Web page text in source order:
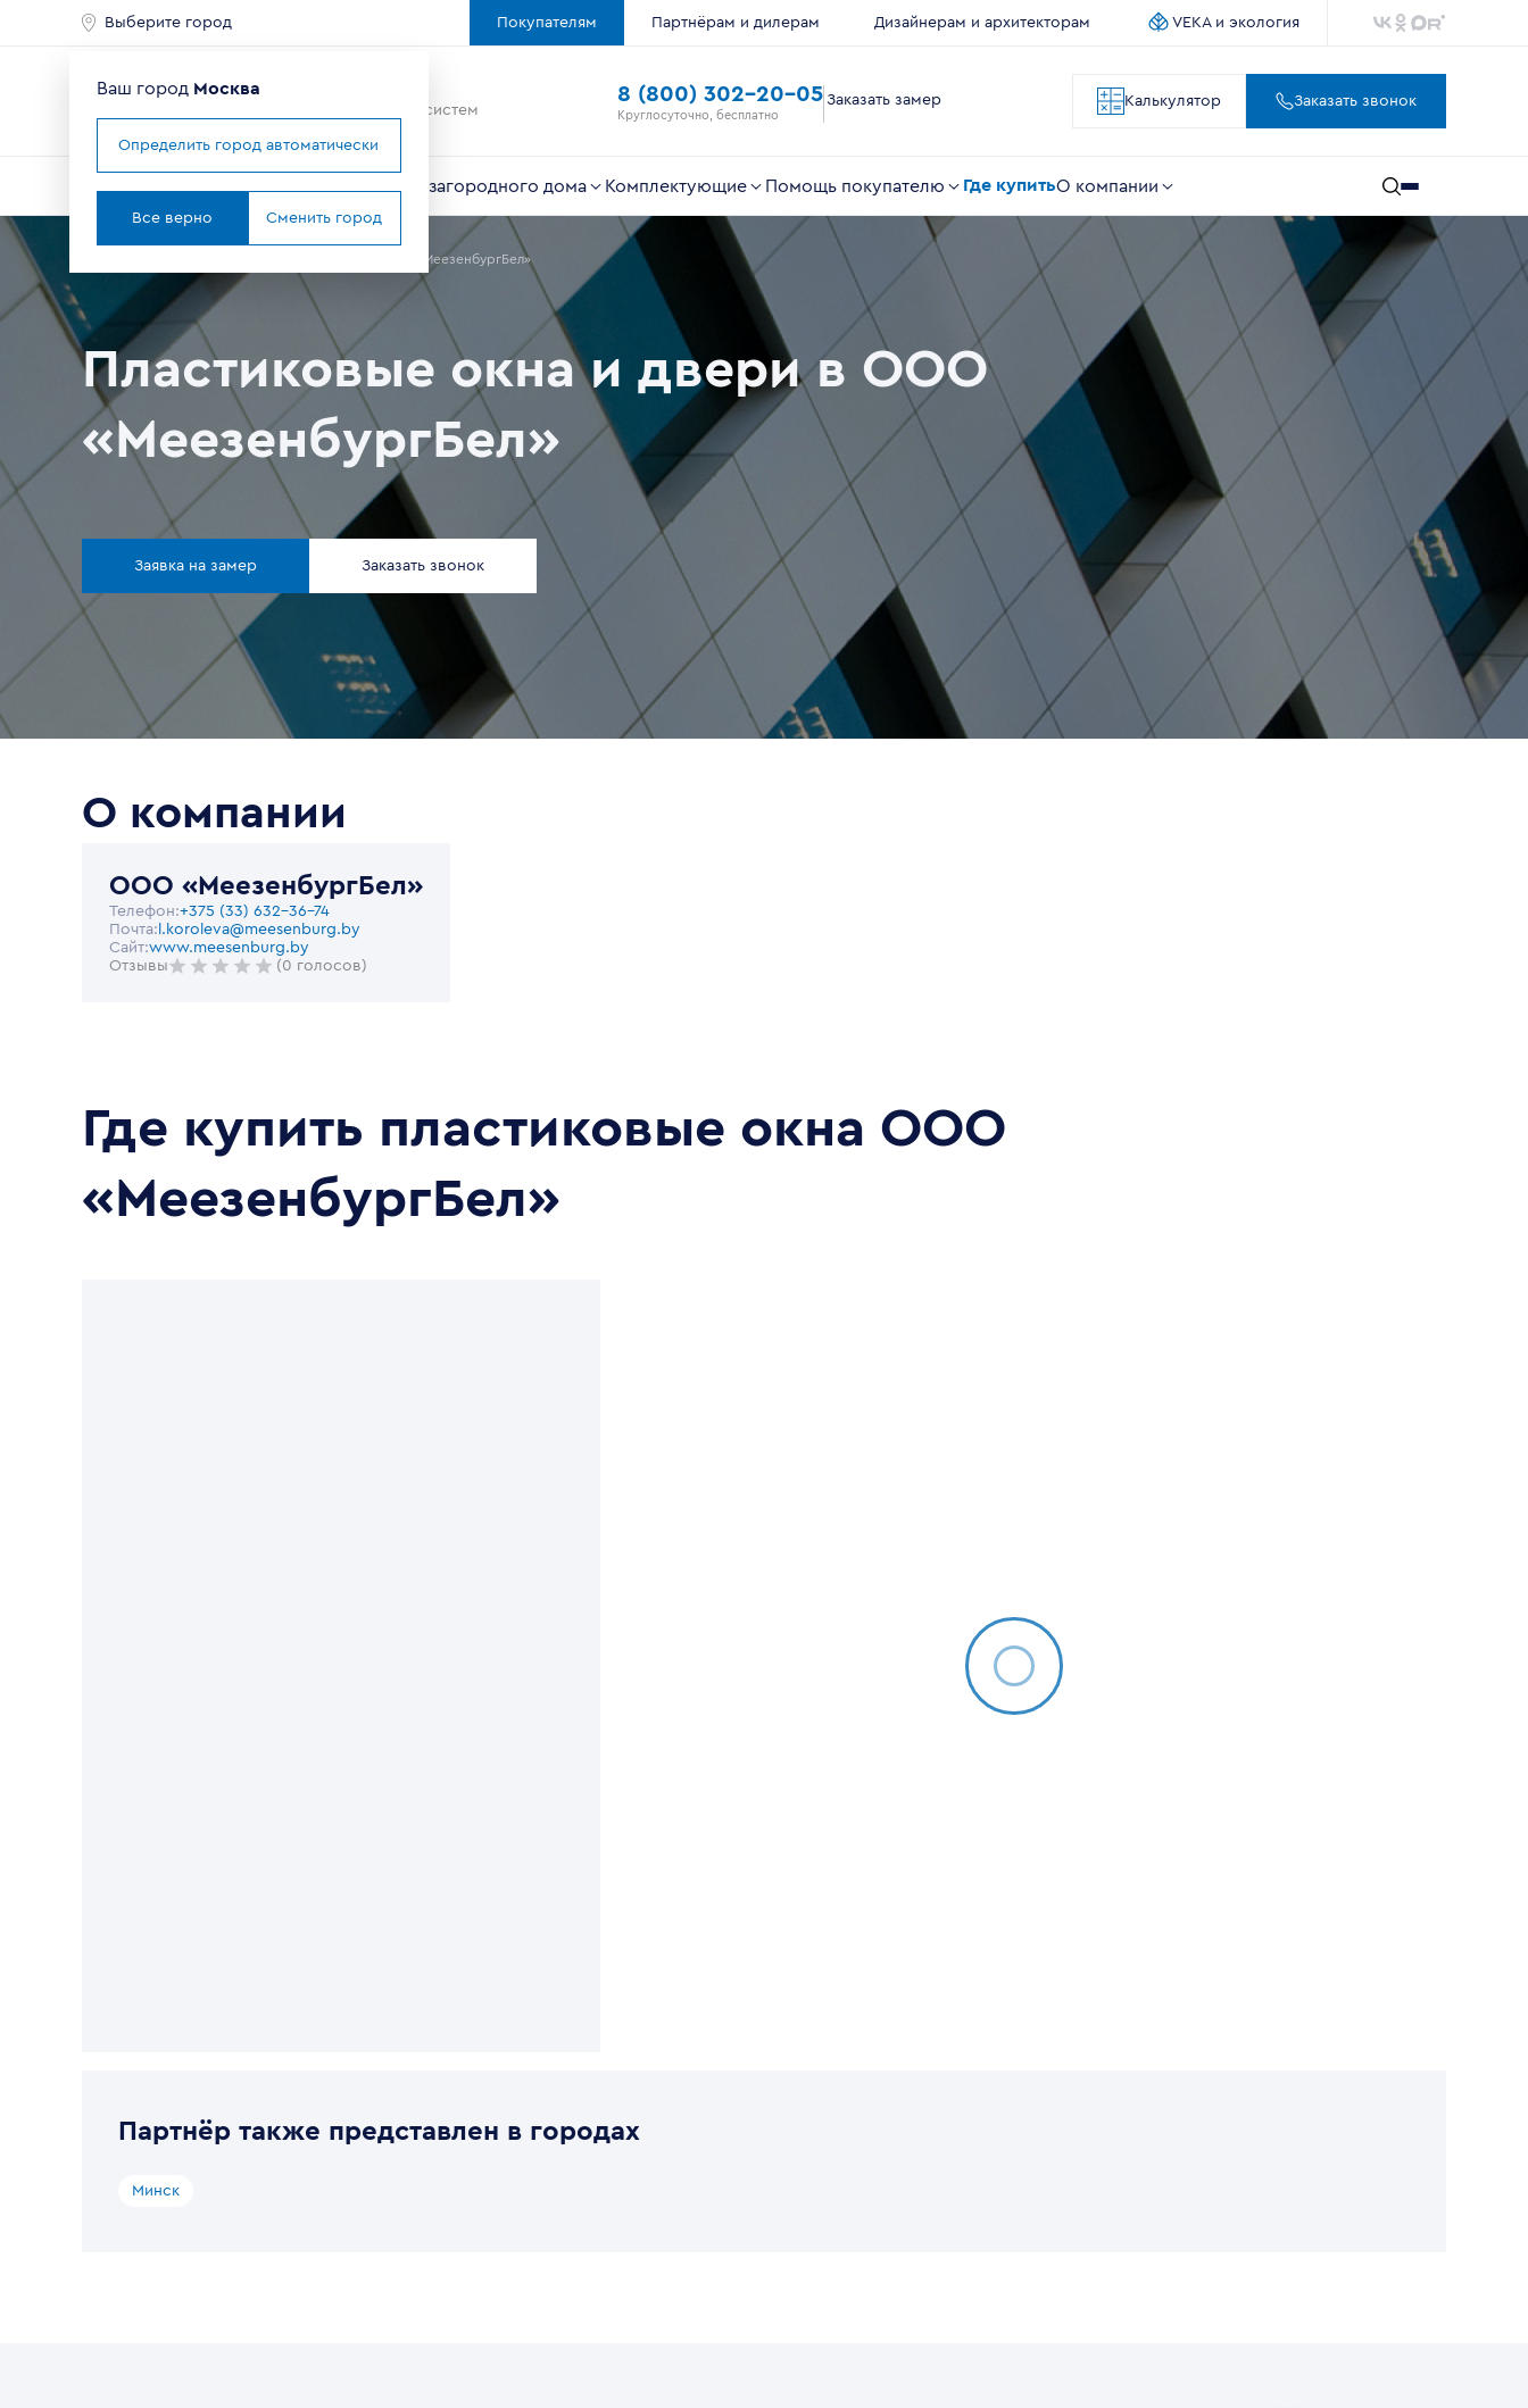
Выберите город Покупателям Партнёрам и дилерам Дизайнерам и архитекторам VEKA и экология
Ведущий мировой
производитель оконных систем
8 (800) 302-20-05
Круглосуточно, бесплатно
Заказать замер Калькулятор Заказать звонок
Для загородного дома Комплектующие Помощь покупателю Где купитьО компании
ООО «МеезенбургБел»
Пластиковые окна и двери в ООО
«МеезенбургБел»
Заявка на замер Заказать звонок
О компании
ООО «МеезенбургБел»
Телефон:+375 (33) 632-36-74
Почта: l.koroleva@meesenburg.by
Сайт:www.meesenburg.by
Отзывы
(0 голосов)
Где купить пластиковые окна ООО
«МеезенбургБел»
Партнёр также представлен в городах
Минск
Ваш город Москва
Определить город автоматически
Все верно Сменить город